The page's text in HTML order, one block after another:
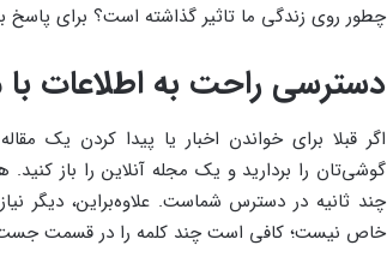
چطور روی زندگی ما تاثیر گذاشته است؟ برای
دسترسی راحت به اطلاعات با
اگر قبلا برای خواندن اخبار یا پیدا کردن یک
گوشی‌تان را بردارید و یک مجله آنلاین را باز
چند ثانیه در دسترس شماست. علاوه‌براین،
خاص نیست؛ کافی است چند کلمه را در قسمت